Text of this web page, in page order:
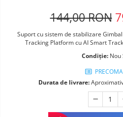
Telefoane mobile AGM
Telefoane mobile Realme
Telefoane mobile ZTE Nubia
Telefoane mobile ALTE BRANDURI
144,00 RON
Suport cu sistem de stabilizare
Tracking Platform cu AI Smart
Condiție: Nou
Durata de livrare: